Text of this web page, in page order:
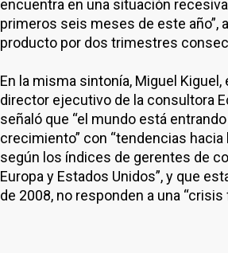
encuentra en una situación
primeros seis meses de este año”,
producto por dos trimestres
En la misma sintonía, Miguel
director ejecutivo de la consultora
señaló que “el mundo está
crecimiento” con “tendencias hacia
según los índices de gerentes de
Europa y Estados Unidos”, y que
de 2008, no responden a una “crisis